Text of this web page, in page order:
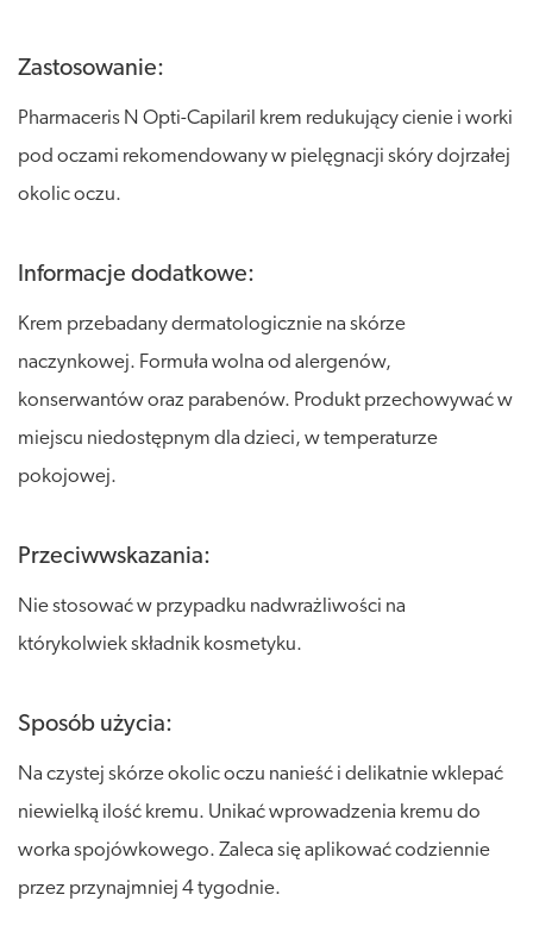
Zastosowanie:
Pharmaceris N Opti-Capilaril krem redukujący cienie i worki
pod oczami rekomendowany w pielęgnacji skóry dojrzałej
okolic oczu.
Informacje dodatkowe:
Krem przebadany dermatologicznie na skórze
naczynkowej. Formuła wolna od alergenów,
konserwantów oraz parabenów. Produkt przechowywać w
miejscu niedostępnym dla dzieci, w temperaturze
pokojowej.
Przeciwwskazania:
Nie stosować w przypadku nadwrażliwości na
którykolwiek składnik kosmetyku.
Sposób użycia:
Na czystej skórze okolic oczu nanieść i delikatnie wklepać
niewielką ilość kremu. Unikać wprowadzenia kremu do
worka spojówkowego. Zaleca się aplikować codziennie
przez przynajmniej 4 tygodnie.